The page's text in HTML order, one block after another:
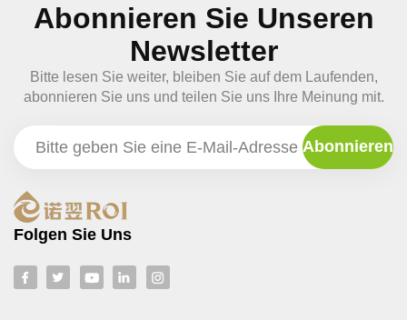
Abonnieren Sie Unseren
Newsletter
Bitte lesen Sie weiter, bleiben Sie auf dem Laufenden,
abonnieren Sie uns und teilen Sie uns Ihre Meinung mit.
Folgen Sie Uns